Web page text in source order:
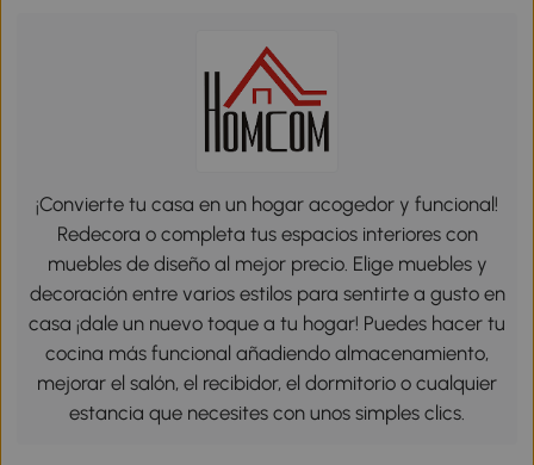
¡Convierte tu casa en un hogar acogedor y funcional!
Redecora o completa tus espacios interiores con
muebles de diseño al mejor precio. Elige muebles y
decoración entre varios estilos para sentirte a gusto en
casa ¡dale un nuevo toque a tu hogar! Puedes hacer tu
cocina más funcional añadiendo almacenamiento,
mejorar el salón, el recibidor, el dormitorio o cualquier
estancia que necesites con unos simples clics.